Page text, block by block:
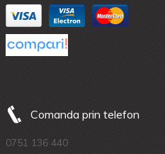
Comanda prin telefon
0751 136 440